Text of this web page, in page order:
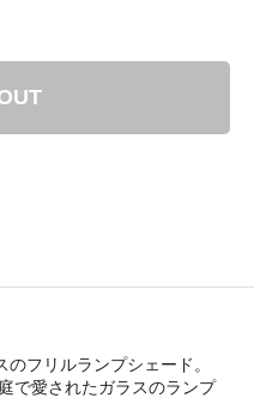
フリルランプシェード。
で愛されたガラスのランプ